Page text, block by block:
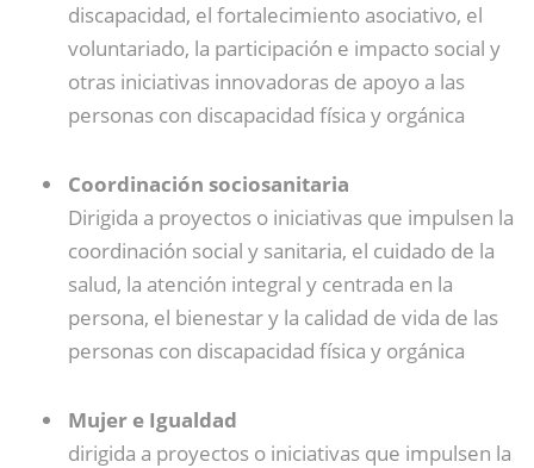
discapacidad, el fortalecimiento asociativo, el
voluntariado, la participación e impacto social y
otras iniciativas innovadoras de apoyo a las
personas con discapacidad física y orgánica
Coordinación sociosanitaria
Dirigida a proyectos o iniciativas que impulsen la
coordinación social y sanitaria, el cuidado de la
salud, la atención integral y centrada en la
persona, el bienestar y la calidad de vida de las
personas con discapacidad física y orgánica
Mujer e Igualdad
dirigida a proyectos o iniciativas que impulsen la